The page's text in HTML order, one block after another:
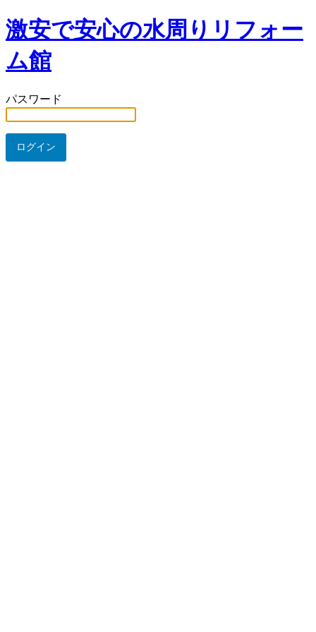
激安で安心の水周りリフォー
ム館
パスワード